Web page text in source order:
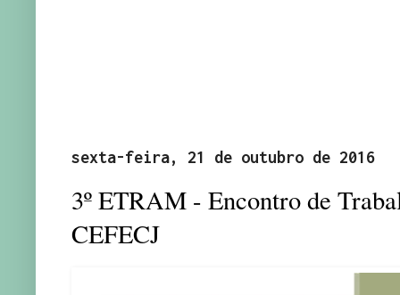
sexta-feira, 21 de outubro de 2016
3º ETRAM - Encontro de
CEFECJ